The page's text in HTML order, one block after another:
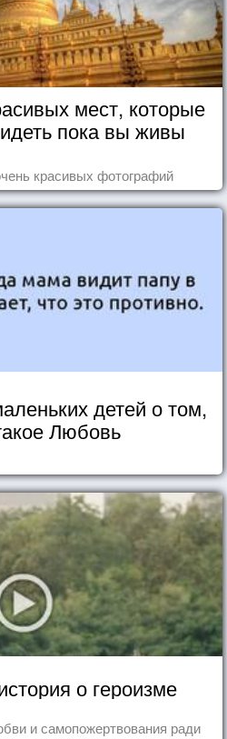
мест, которые
пока вы живы
красивых фотографий
детей о том,
Любовь
о героизме
и самопожертвования ради